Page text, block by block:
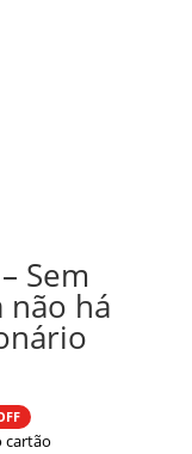
Sem
há
cartão